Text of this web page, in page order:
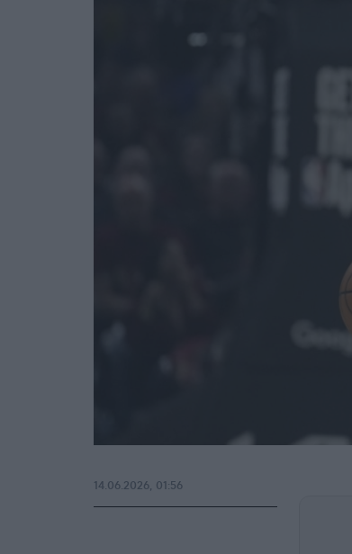
14.06.2026, 01:56